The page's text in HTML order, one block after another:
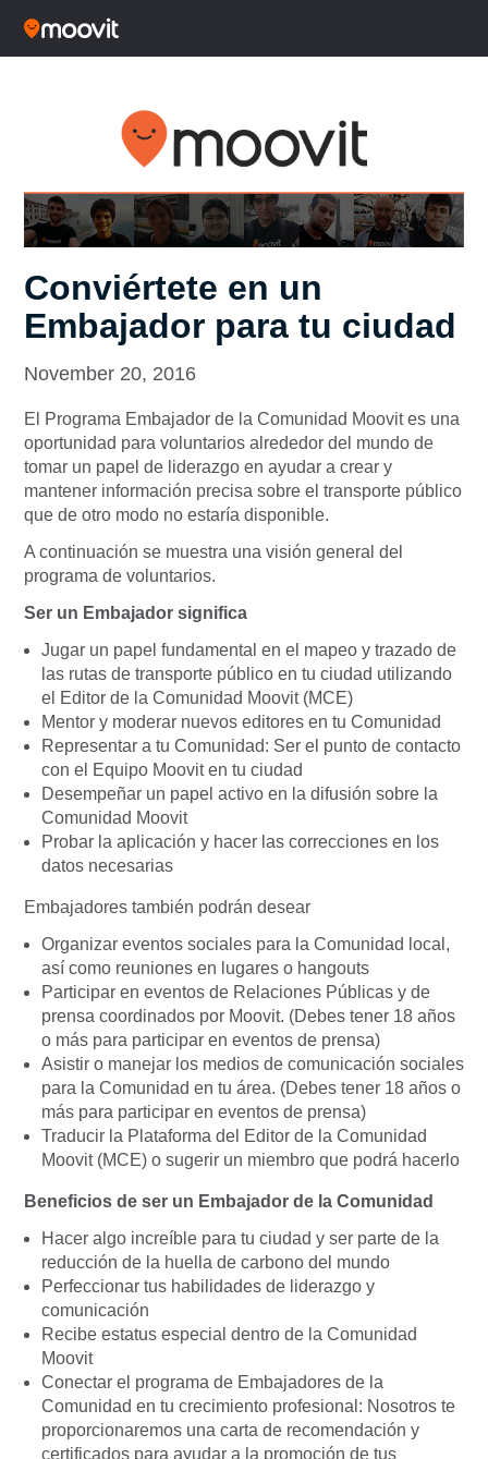
Conviértete en un
Embajador para tu ciudad
November 20, 2016
El Programa Embajador de la Comunidad Moovit es una
oportunidad para voluntarios alrededor del mundo de
tomar un papel de liderazgo en ayudar a crear y
mantener información precisa sobre el transporte público
que de otro modo no estaría disponible.
A continuación se muestra una visión general del
programa de voluntarios.
Ser un Embajador significa
Jugar un papel fundamental en el mapeo y trazado de
las rutas de transporte público en tu ciudad utilizando
el Editor de la Comunidad Moovit (MCE)
Mentor y moderar nuevos editores en tu Comunidad
Representar a tu Comunidad: Ser el punto de contacto
con el Equipo Moovit en tu ciudad
Desempeñar un papel activo en la difusión sobre la
Comunidad Moovit
Probar la aplicación y hacer las correcciones en los
datos necesarias
Embajadores también podrán desear
Organizar eventos sociales para la Comunidad local,
así como reuniones en lugares o hangouts
Participar en eventos de Relaciones Públicas y de
prensa coordinados por Moovit. (Debes tener 18 años
o más para participar en eventos de prensa)
Asistir o manejar los medios de comunicación sociales
para la Comunidad en tu área. (Debes tener 18 años o
más para participar en eventos de prensa)
Traducir la Plataforma del Editor de la Comunidad
Moovit (MCE) o sugerir un miembro que podrá hacerlo
Beneficios de ser un Embajador de la Comunidad
Hacer algo increíble para tu ciudad y ser parte de la
reducción de la huella de carbono del mundo
Perfeccionar tus habilidades de liderazgo y
comunicación
Recibe estatus especial dentro de la Comunidad
Moovit
Conectar el programa de Embajadores de la
Comunidad en tu crecimiento profesional: Nosotros te
proporcionaremos una carta de recomendación y
certificados para ayudar a la promoción de tus